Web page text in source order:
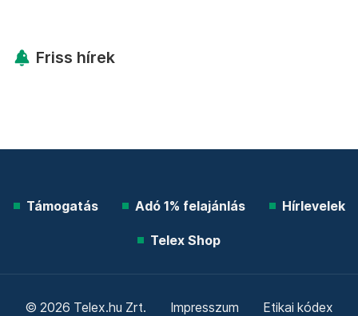
Friss hírek
Támogatás Adó 1% felajánlás Hírlevelek
Telex Shop
© 2026 Telex.hu Zrt. Impresszum Etikai kódex